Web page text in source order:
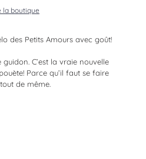
la boutique
des Petits Amours avec goût!
C’est la vraie nouvelle
Parce qu’il faut se faire
de même.